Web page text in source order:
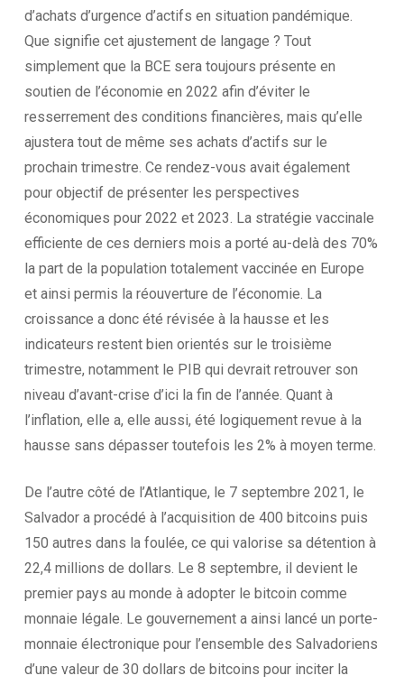
d’achats d’urgence d’actifs en situation pandémique.
Que signifie cet ajustement de langage ? Tout
simplement que la BCE sera toujours présente en
soutien de l’économie en 2022 afin d’éviter le
resserrement des conditions financières, mais qu’elle
ajustera tout de même ses achats d’actifs sur le
prochain trimestre. Ce rendez-vous avait également
pour objectif de présenter les perspectives
économiques pour 2022 et 2023. La stratégie vaccinale
efficiente de ces derniers mois a porté au-delà des 70%
la part de la population totalement vaccinée en Europe
et ainsi permis la réouverture de l’économie. La
croissance a donc été révisée à la hausse et les
indicateurs restent bien orientés sur le troisième
trimestre, notamment le PIB qui devrait retrouver son
niveau d’avant-crise d’ici la fin de l’année. Quant à
l’inflation, elle a, elle aussi, été logiquement revue à la
hausse sans dépasser toutefois les 2% à moyen terme.
De l’autre côté de l’Atlantique, le 7 septembre 2021, le
Salvador a procédé à l’acquisition de 400 bitcoins puis
150 autres dans la foulée, ce qui valorise sa détention à
22,4 millions de dollars. Le 8 septembre, il devient le
premier pays au monde à adopter le bitcoin comme
monnaie légale. Le gouvernement a ainsi lancé un porte-
monnaie électronique pour l’ensemble des Salvadoriens
d’une valeur de 30 dollars de bitcoins pour inciter la